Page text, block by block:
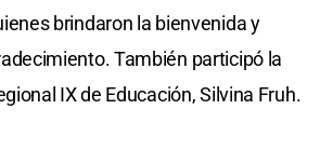
brindaron la bienvenida y
También participó la
IX de Educación, Silvina Fruh.